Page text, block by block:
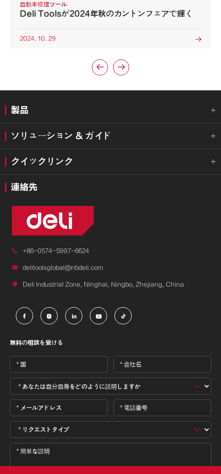
自動車修理ツール
Deli Toolsが2024年秋のカントンフェアで輝く
2024. 10. 29 
 
製品 
ソリューション & ガイド 
クイックリンク 
連絡先
 +86-0574-5997-6624
 delitoolsglobal@nbdeli.com
 Deli Industrial Zone, Ninghai, Ningbo, Zhejiang, China
    
無料の相談を受ける